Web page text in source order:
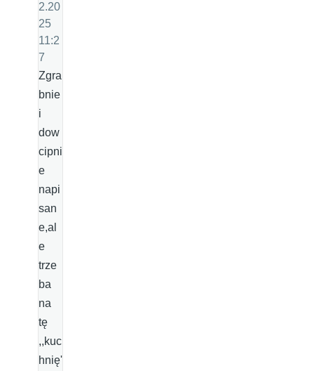
2.20
25
11:2
7
Zgra
bnie
i
dow
cipni
e
napi
san
e,al
e
trze
ba
na
tę
,,kuc
hnię'